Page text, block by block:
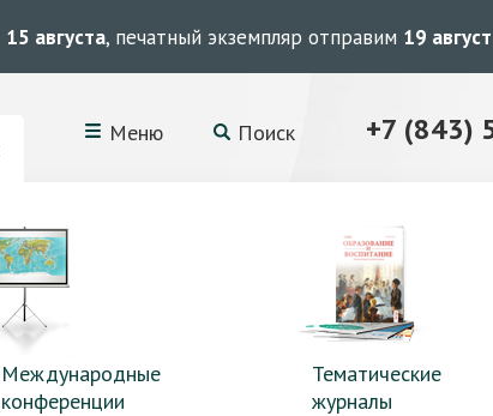
15 августа, печатный экземпляр отправим 19
Меню Поиск +7 (843)
Международные
конференции
Тематические
журналы